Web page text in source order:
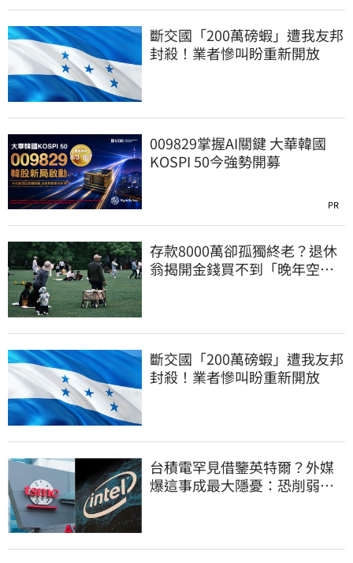
斷交國「200萬磅蝦」遭我友邦
封殺！業者慘叫盼重新開放
009829掌握AI關鍵 大華韓國
KOSPI 50今強勢開募
PR
存款8000萬卻孤獨終老？退休
翁揭開金錢買不到「晚年空
斷交國「200萬磅蝦」遭我友邦
封殺！業者慘叫盼重新開放
台積電罕見借鑒英特爾？外媒
爆這事成最大隱憂：恐削弱領